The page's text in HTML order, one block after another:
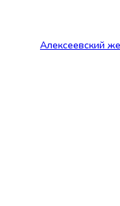
Алексеевский